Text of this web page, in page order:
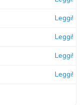
Leggi!
Leggi!
Leggi!
Leggi!